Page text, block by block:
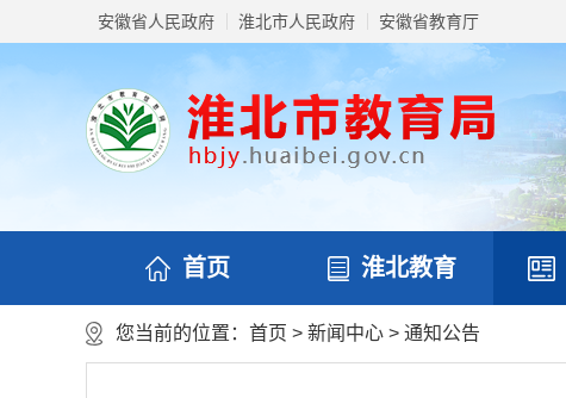
安徽省人民政府 淮北市人民政府 安徽省教育厅
首页 淮北教育
您当前的位置： 首页 > 新闻中心 > 通知公告